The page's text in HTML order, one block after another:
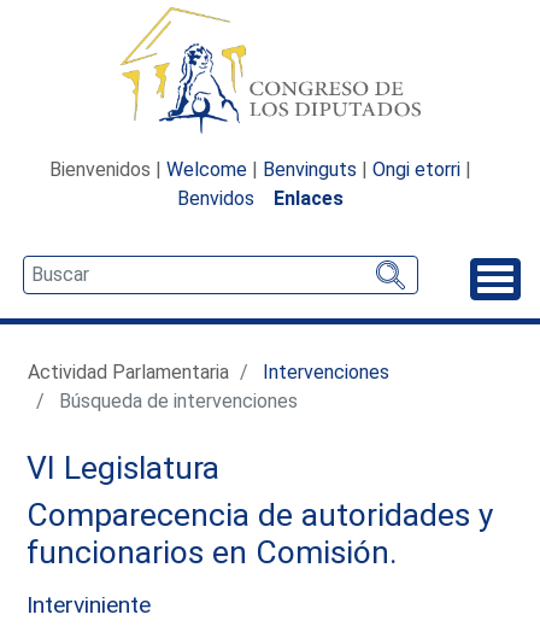
Bienvenidos | Welcome | Benvinguts | Ongi etorri |
Benvidos
Enlaces
Actividad Parlamentaria
Intervenciones
Búsqueda de intervenciones
VI Legislatura
Comparecencia de autoridades y
funcionarios en Comisión.
Interviniente